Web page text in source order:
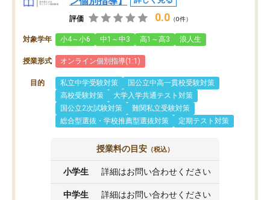
評価 0.0 （0件）
対象学年 小4～小6 中1～中3 高1～高3 浪人生
授業形式 オンライン個別指導(1:1)
目的 私立中学受験対策
国公立中高一貫校受験対策
高校受験対策
大学入学共通テスト対策
国公立2次試験対策
難関私立受験対策
総合型選抜・学校推薦型選抜対策
定期テスト対策
授業料の目安 （税込）
小学生 詳細はお問い合わせください
中学生 詳細はお問い合わせください